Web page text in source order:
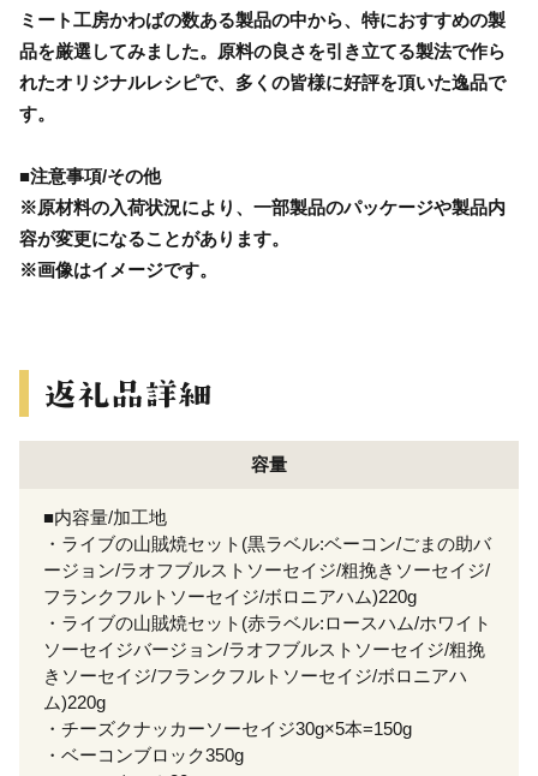
ミート工房かわばの数ある製品の中から、特におすすめの製
品を厳選してみました。原料の良さを引き立てる製法で作ら
れたオリジナルレシピで、多くの皆様に好評を頂いた逸品で
す。
■注意事項/その他
※原材料の入荷状況により、一部製品のパッケージや製品内
容が変更になることがあります。
※画像はイメージです。
容量
■内容量/加工地
・ライブの山賊焼セット(黒ラベル:ベーコン/ごまの助バ
ージョン/ラオフブルストソーセイジ/粗挽きソーセイジ/
フランクフルトソーセイジ/ボロニアハム)220g
・ライブの山賊焼セット(赤ラベル:ロースハム/ホワイト
ソーセイジバージョン/ラオフブルストソーセイジ/粗挽
きソーセイジ/フランクフルトソーセイジ/ボロニアハ
ム)220g
・チーズクナッカーソーセイジ30g×5本=150g
・ベーコンブロック350g